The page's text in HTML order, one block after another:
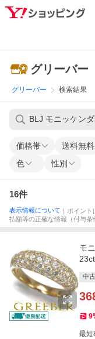
グリーバー
グリーバー 検索結果
価格帯 送料無料
色 性別
16件
表示情報について ｜ポイン
払額等の正確な情報（付与
モ
中古
9
最短